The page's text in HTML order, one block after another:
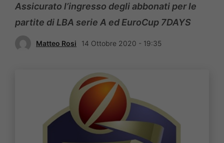
Assicurato l’ingresso degli abbonati per le
partite di LBA serie A ed EuroCup 7DAYS
Matteo Rosi 14 Ottobre 2020 - 19:35